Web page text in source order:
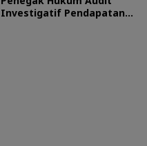
Investigatif Pendapatan